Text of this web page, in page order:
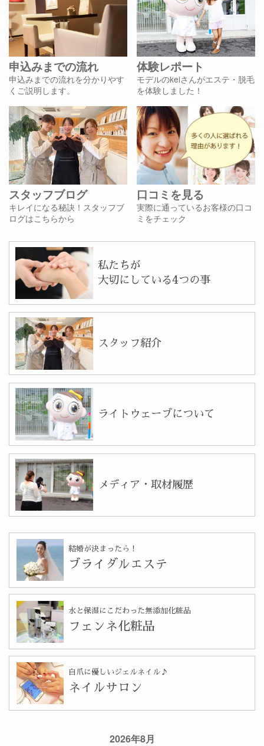
2026年8月
申込みまでの流れ
申込みまでの流れを分かりやす
くご説明します。
体験レポート
モデルのkeiさんがエステ・脱毛
を体験しました！
スタッフブログ
キレイになる秘訣！スタッフブ
ログはこちらから
口コミを見る
実際に通っているお客様の口コ
ミをチェック
私たちが
大切にしている4つの事
スタッフ紹介
ライトウェーブについて
メディア・取材履歴
結婚が決まったら！
ブライダルエステ
水と保湿にこだわった無添加化粧品
フェンネ化粧品
自爪に優しいジェルネイル♪
ネイルサロン